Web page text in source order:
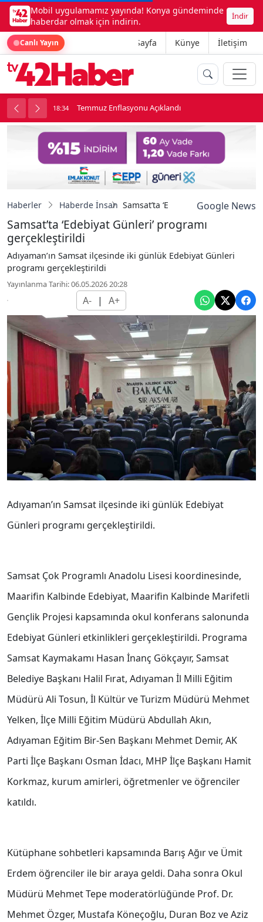
Mobil uygulamamız yayında! Konya gündeminde
haberdar olmak için indirin.
İndir
Canlı Yayın Ana Sayfa Künye İletişim
18:34 Temmuz Enflasyonu Açıklandı
Haberler Haberde İnsan Samsat’ta ‘Edebiyat Günleri’
Google News
Samsat’ta ‘Edebiyat Günleri’ programı
gerçekleştirildi
Adıyaman’ın Samsat ilçesinde iki günlük Edebiyat Günleri
programı gerçekleştirildi
Yayınlanma Tarihi: 06.05.2026 20:28
A- | A+
Adıyaman’ın Samsat ilçesinde iki günlük Edebiyat
Günleri programı gerçekleştirildi.
Samsat Çok Programlı Anadolu Lisesi koordinesinde,
Maarifin Kalbinde Edebiyat, Maarifin Kalbinde Marifetli
Gençlik Projesi kapsamında okul konferans salonunda
Edebiyat Günleri etkinlikleri gerçekleştirildi. Programa
Samsat Kaymakamı Hasan İnanç Gökçayır, Samsat
Belediye Başkanı Halil Fırat, Adıyaman İl Milli Eğitim
Müdürü Ali Tosun, İl Kültür ve Turizm Müdürü Mehmet
Yelken, İlçe Milli Eğitim Müdürü Abdullah Akın,
Adıyaman Eğitim Bir-Sen Başkanı Mehmet Demir, AK
Parti İlçe Başkanı Osman İdacı, MHP İlçe Başkanı Hamit
Korkmaz, kurum amirleri, öğretmenler ve öğrenciler
katıldı.
Kütüphane sohbetleri kapsamında Barış Ağır ve Ümit
Erdem öğrenciler ile bir araya geldi. Daha sonra Okul
Müdürü Mehmet Tepe moderatörlüğünde Prof. Dr.
Mehmet Özger, Mustafa Köneçoğlu, Duran Boz ve Aziz